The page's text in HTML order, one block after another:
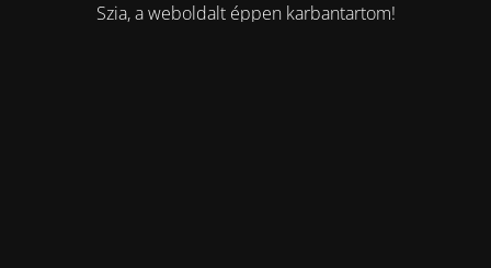
Szia, a weboldalt éppen karbantartom!